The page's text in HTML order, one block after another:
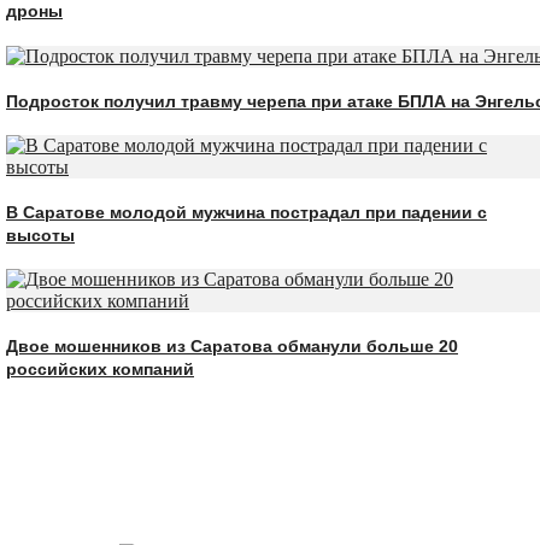
дроны
Подросток получил травму черепа при атаке БПЛА на
В Саратове молодой мужчина пострадал при падении с
высоты
Двое мошенников из Саратова обманули больше 20
российских компаний